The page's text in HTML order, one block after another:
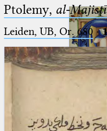
Arabus et
Ptolemy, al-Majisṭī
Leiden, UB, Or. 680·